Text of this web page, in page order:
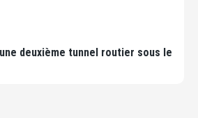
deuxième tunnel routier sous le